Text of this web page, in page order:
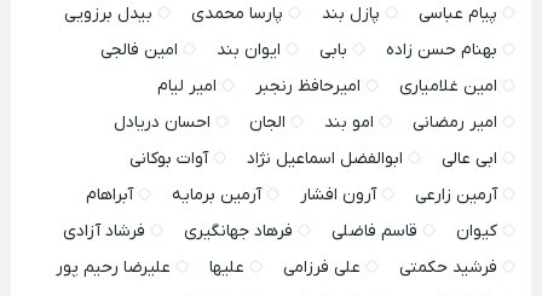
پیام عباسی
پازل بند پارسا محمدی
بیدل برزویی
بهنام حسن زاده
بابی ایوان بند
امین فالجی
امین غلامیاری
امیرحافظ رنجبر
امیر لیام
امیر رمضانی
امو بند الجان
احسان دریادل
ابی عالی
ابوالفضل اسماعیل نژاد
آوات بوکانی
آرمین زارعی
آرون افشار آرمین برمایه
آبراهام
کیوان
قاسم فاضلی فرهاد جهانگیری
فرشاد آزادی
فرشید حکمتی
علی فرزامی علیها
علیرضا رحیم پور